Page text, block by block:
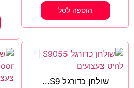
הוספה לסל
שולחן כדורגל S9...